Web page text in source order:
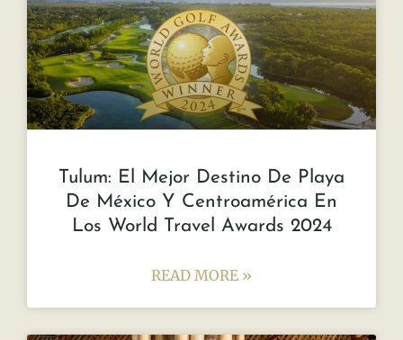
Tulum: El Mejor Destino De Playa
De México Y Centroamérica En
Los World Travel Awards 2024
READ MORE »